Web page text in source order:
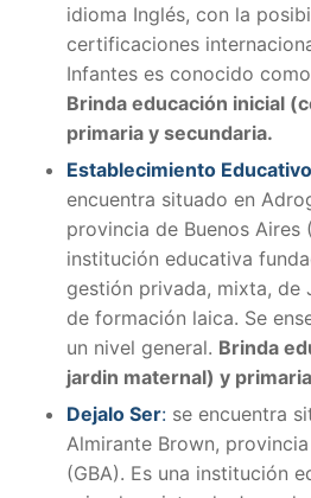
idioma Inglés, con la
certificaciones
Infantes es conocido
Brinda educación inicial
primaria y secundaria.
Establecimiento
encuentra situado en
provincia de Buenos Aires
institución educativa
gestión privada, mixta, de
de formación laica. Se
un nivel general. Brinda
jardin maternal) y
Dejalo Ser: se encuentra
Almirante Brown,
(GBA). Es una institución